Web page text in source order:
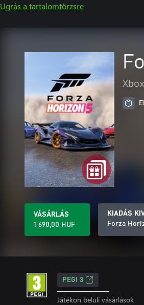
Ugrás a tartalomtörzsre
VÁSÁRLÁS
1 690,00 HUF
KIADÁS
Forza
PEGI 3
Játékon belüli vásárlások